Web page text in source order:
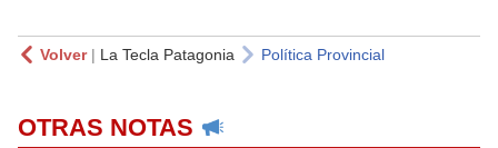
Volver| La Tecla Patagonia Política Provincial
OTRAS NOTAS